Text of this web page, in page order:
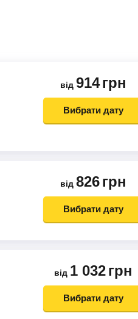
від 914грн
Вибрати дату
від 826грн
Вибрати дату
від 1 032грн
Вибрати дату